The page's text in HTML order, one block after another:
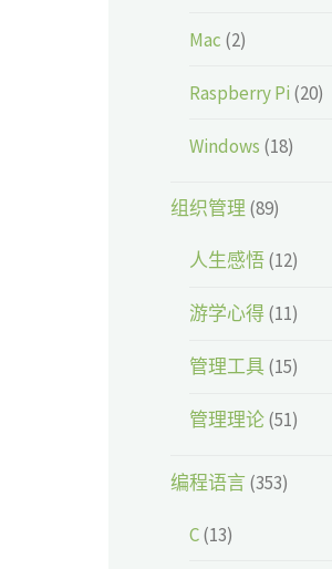
Mac (2)
Raspberry Pi (20)
Windows (18)
组织管理 (89)
人生感悟(12)
游学心得(11)
管理工具(15)
管理理论(51)
编程语言(353)
C(13)